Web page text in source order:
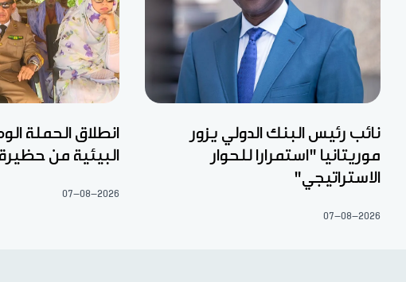
نائب رئيس البنك الدولي يزور
موريتانيا "استمرارا للحوار
الاستراتيجي"
07-08-2026
انطلاق الحملة
البيئية من
07-08-2026